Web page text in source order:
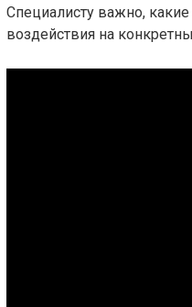
Специалисту важно,
воздействия на